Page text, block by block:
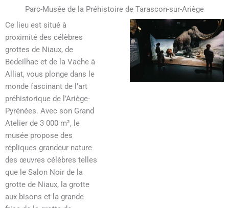
Parc-Musée de la Préhistoire de Tarascon-sur-Ariège
Ce lieu est situé à
proximité des célèbres
grottes de Niaux, de
Bédeilhac et de la Vache à
Alliat, vous plonge dans le
monde fascinant de l’art
préhistorique de l’Ariège-
Pyrénées. Avec son Grand
Atelier de 3 000 m², le
musée propose des
répliques grandeur nature
des œuvres célèbres telles
que le Salon Noir de la
grotte de Niaux, la grotte
aux bisons et la grande